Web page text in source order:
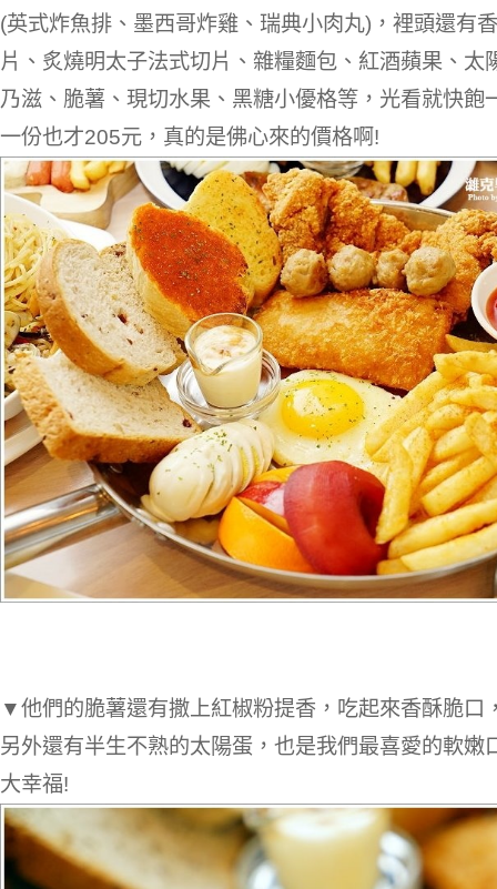
(英式炸魚排、墨西哥炸雞、瑞典小肉丸)，裡頭還有
片、炙燒明太子法式切片、雜糧麵包、紅酒蘋果、太
乃滋、脆薯、現切水果、黑糖小優格等，光看就快飽
一份也才205元，真的是佛心來的價格啊!
▼他們的脆薯還有撒上紅椒粉提香，吃起來香酥脆口
另外還有半生不熟的太陽蛋，也是我們最喜愛的軟嫩
大幸福!